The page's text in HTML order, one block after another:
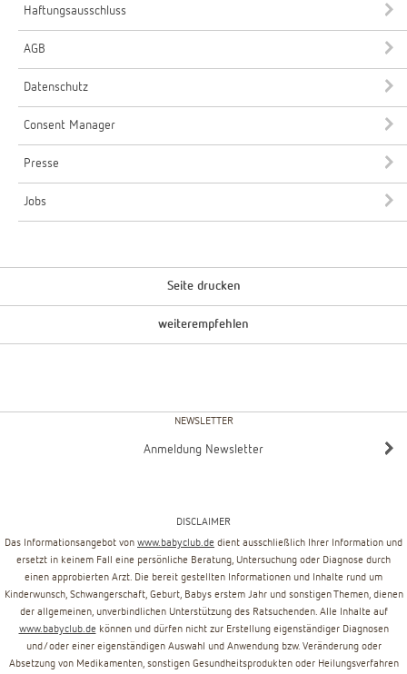
Haftungsausschluss
AGB
Datenschutz
Consent Manager
Presse
Jobs
Seite drucken
weiterempfehlen
NEWSLETTER
Anmeldung Newsletter
DISCLAIMER
Das Informationsangebot von www.babyclub.de dient ausschließlich Ihrer Information und
ersetzt in keinem Fall eine persönliche Beratung, Untersuchung oder Diagnose durch
einen approbierten Arzt. Die bereit gestellten Informationen und Inhalte rund um
Kinderwunsch, Schwangerschaft, Geburt, Babys erstem Jahr und sonstigen Themen, dienen
der allgemeinen, unverbindlichen Unterstützung des Ratsuchenden. Alle Inhalte auf
www.babyclub.de können und dürfen nicht zur Erstellung eigenständiger Diagnosen
und/oder einer eigenständigen Auswahl und Anwendung bzw. Veränderung oder
Absetzung von Medikamenten, sonstigen Gesundheitsprodukten oder Heilungsverfahren